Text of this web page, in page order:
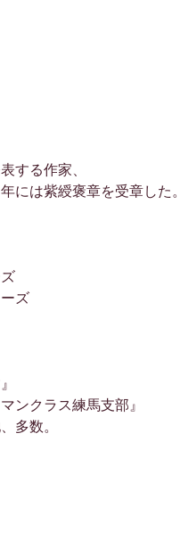
する作家、
には紫綬褒章を受章した。
ズ
ンクラス練馬支部』
多数。